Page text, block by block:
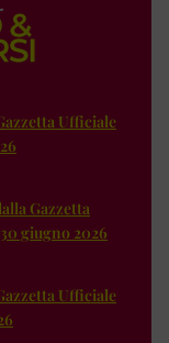
Ufficiale
Gazzetta
giugno 2026
Ufficiale